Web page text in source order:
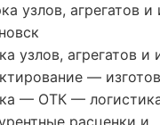
узлов, агрегатов и
узлов, агрегатов и
—
— ОТК —
расценки и